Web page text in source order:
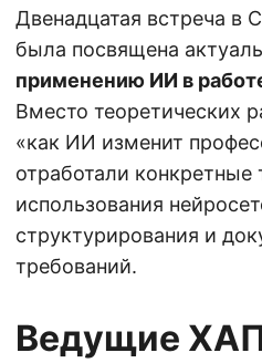
Двенадцатая встреча в
была посвящена
применению ИИ в
Вместо теоретических
«как ИИ изменит
отработали конкретные
использования
структурирования и
требований.
Ведущие